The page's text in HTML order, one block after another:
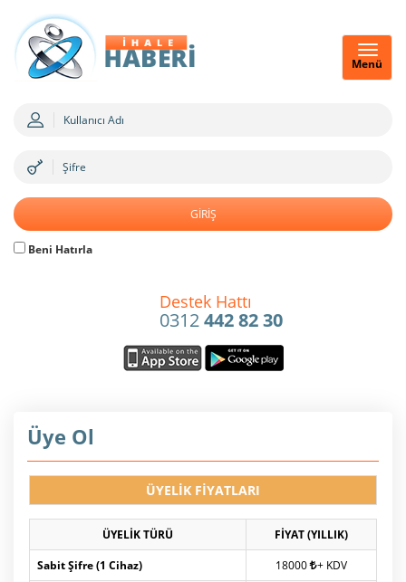
Menü
Beni Hatırla
Destek Hattı
0312442 82 30
Üye Ol
ÜYELİK FİYATLARI
ÜYELİK TÜRÜ
FİYAT (YILLIK)
Sabit Şifre (1 Cihaz)
18000 + KDV